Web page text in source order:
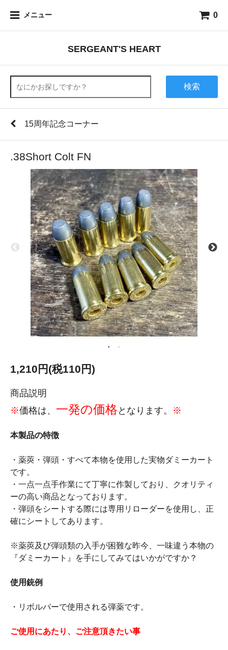
メニュー 0
SERGEANT'S HEART
検索
15周年記念コーナー
.38Short Colt FN
1,210円(税110円)
商品説明
※価格は、 一発の価格 となります。 ※
本製品の特徴
・薬莢・弾頭・すべて本物を使用した実物ダミーカート
です。
・一点一点手作業にて丁寧に作製しており、クオリティ
ーの高い商品となっております。
・弾頭をシートする際には専用リローダーを使用し、正
確にシートしてあります。
※薬莢及び弾頭類の入手が困難な昨今、一味違う本物の
『ダミーカート』を手にしてみてはいかがですか？
使用銃例
・リボルバーで使用される弾薬です。
ご使用にあたり、ご注意頂きたい事